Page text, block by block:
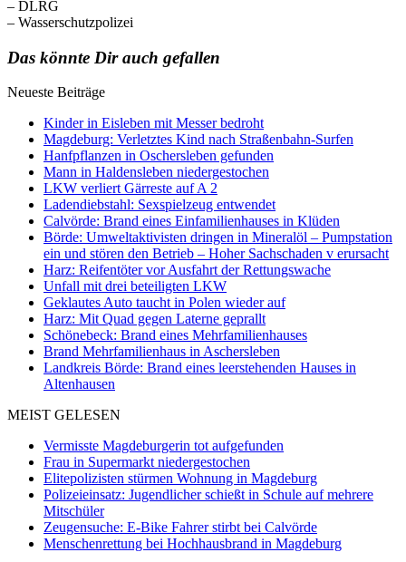
– DLRG
– Wasserschutzpolizei
Das könnte Dir auch gefallen
Neueste Beiträge
Kinder in Eisleben mit Messer bedroht
Magdeburg: Verletztes Kind nach Straßenbahn-Surfen
Hanfpflanzen in Oschersleben gefunden
Mann in Haldensleben niedergestochen
LKW verliert Gärreste auf A 2
Ladendiebstahl: Sexspielzeug entwendet
Calvörde: Brand eines Einfamilienhauses in Klüden
Börde: Umweltaktivisten dringen in Mineralöl – Pumpstation
ein und stören den Betrieb – Hoher Sachschaden v erursacht
Harz: Reifentöter vor Ausfahrt der Rettungswache
Unfall mit drei beteiligten LKW
Geklautes Auto taucht in Polen wieder auf
Harz: Mit Quad gegen Laterne geprallt
Schönebeck: Brand eines Mehrfamilienhauses
Brand Mehrfamilienhaus in Aschersleben
Landkreis Börde: Brand eines leerstehenden Hauses in
Altenhausen
MEIST GELESEN
Vermisste Magdeburgerin tot aufgefunden
Frau in Supermarkt niedergestochen
Elitepolizisten stürmen Wohnung in Magdeburg
Polizeieinsatz: Jugendlicher schießt in Schule auf mehrere
Mitschüler
Zeugensuche: E-Bike Fahrer stirbt bei Calvörde
Menschenrettung bei Hochhausbrand in Magdeburg